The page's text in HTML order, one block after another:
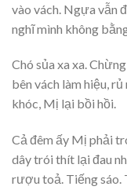
vào vách. Ngựa vẫn
nghĩ mình không
Chó sủa xa xa.
bên vách làm hiệu,
khóc, Mị lại bồi hồi.
Cả đêm ấy Mị phải
dây trói thít lại đau
rượu toả. Tiếng sáo.